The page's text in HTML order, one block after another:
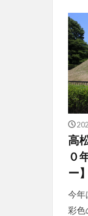
高
０
ー】
今年
彩色